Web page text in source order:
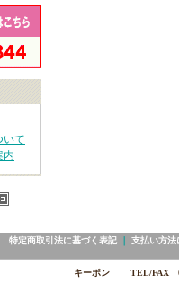
いて
内
特定商取引法に基づく表記｜ 支払い方法
キーポン TEL/FAX